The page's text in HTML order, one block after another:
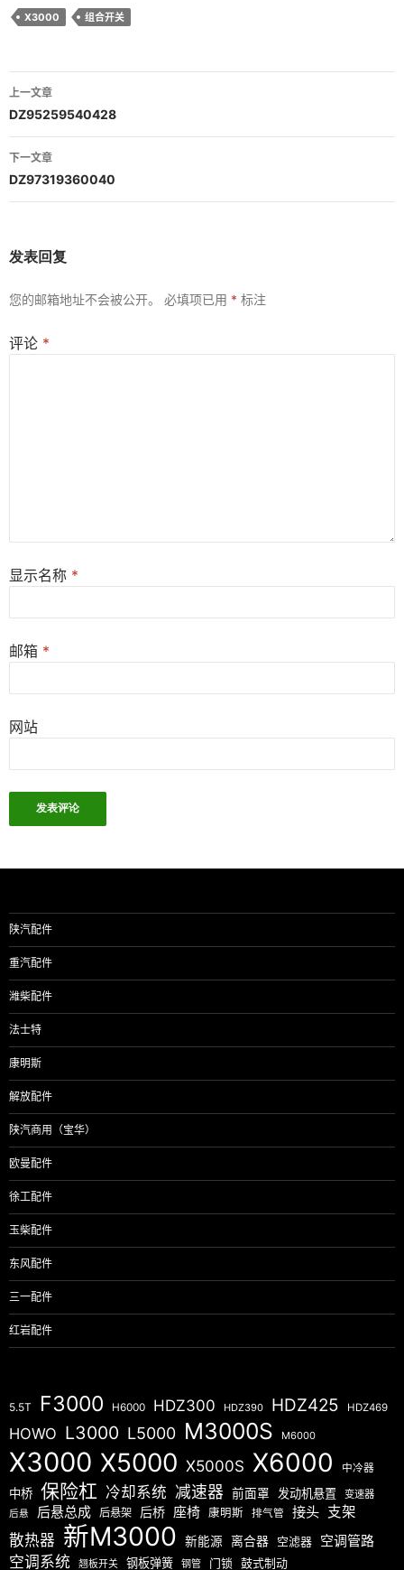
X3000 组合开关
文
章
导
航
上一文章
DZ95259540428
下一文章
DZ97319360040
发表回复
您的邮箱地址不会被公开。 必填项已用 * 标注
评论 *
显示名称 *
邮箱 *
网站
陕汽配件
重汽配件
潍柴配件
法士特
康明斯
解放配件
陕汽商用（宝华）
欧曼配件
徐工配件
玉柴配件
东风配件
三一配件
红岩配件
5.5T F3000 H6000 HDZ300 HDZ390 HDZ425 HDZ469
HOWO L3000 L5000 M3000S M6000
X3000 X5000 X5000S X6000 中冷器
中桥 保险杠 冷却系统 减速器 前面罩 发动机悬置 变速器
后悬 后悬总成 后悬架 后桥 座椅 康明斯 排气管 接头 支架
散热器 新M3000 新能源 离合器 空滤器 空调管路
空调系统 翘板开关 钢板弹簧 钢管 门锁 鼓式制动